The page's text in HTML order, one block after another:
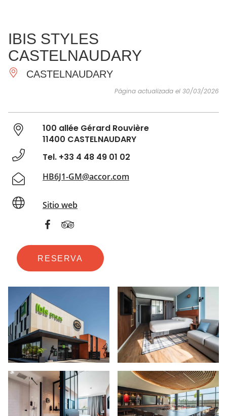
IMPRESCINDIBLES
HACER
IBIS STYLES
CASTELNAUDARY
CASTELNAUDARY
Página actualizada el 30/03/2026
100 allée Gérard Rouvière
11400 CASTELNAUDARY
Tel. +33 4 48 49 01 02
HB6J1-GM@accor.com
Sitio web
RESERVA